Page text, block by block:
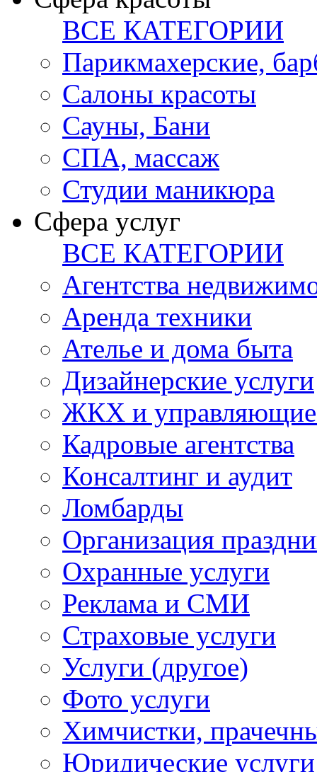
ВСЕ КАТЕГОРИИ
Парикмахерские,
Салоны красоты
Сауны, Бани
СПА, массаж
Студии маникюра
Сфера услуг
ВСЕ КАТЕГОРИИ
Агентства
Аренда техники
Ателье и дома быта
Дизайнерские услуги
ЖКХ и управляющие
Кадровые агентства
Консалтинг и аудит
Ломбарды
Организация
Охранные услуги
Реклама и СМИ
Страховые услуги
Услуги (другое)
Фото услуги
Химчистки,
Юридические услуги